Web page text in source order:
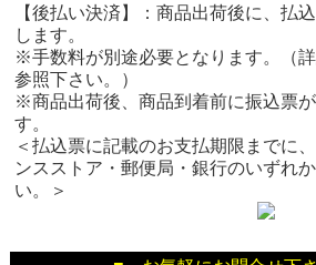
【後払い決済】：商品出荷後に、払
します。
※手数料が別途必要となります。（
参照下さい。）
※商品出荷後、商品到着前に振込票
す。
＜払込票に記載のお支払期限までに
ンスストア・郵便局・銀行のいずれ
い。＞